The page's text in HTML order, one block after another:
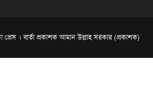
। বার্তা প্রকাশক আমান উল্লাহ সরকার (প্রকাশক)